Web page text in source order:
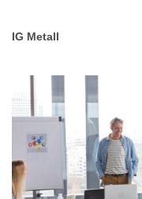
IG Metall